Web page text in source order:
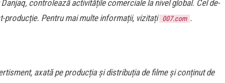
controlează activitățile comerciale la nivel global. Cel de-
producție. Pentru mai multe informații, vizitați 007.com .
axată pe producția și distribuția de filme și conținut de